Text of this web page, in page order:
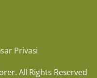
Privasi
All Rights Reserved